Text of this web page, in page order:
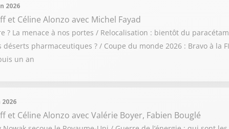
2026
et Céline Alonzo avec Michel Fayad
? La menace à nos portes / Relocalisation : bientôt du
déserts pharmaceutiques ? / Coupe du monde 2026 : Bravo à
un an
et Céline Alonzo avec Valérie Boyer, Fabien Bouglé